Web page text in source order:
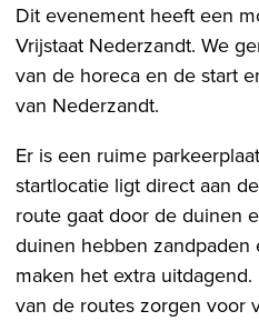
Dit evenement heeft een
Vrijstaat Nederzandt. We
van de horeca en de start
van Nederzandt.
Er is een ruime
startlocatie ligt direct aan
route gaat door de duinen
duinen hebben
maken het extra
van de routes zorgen voor